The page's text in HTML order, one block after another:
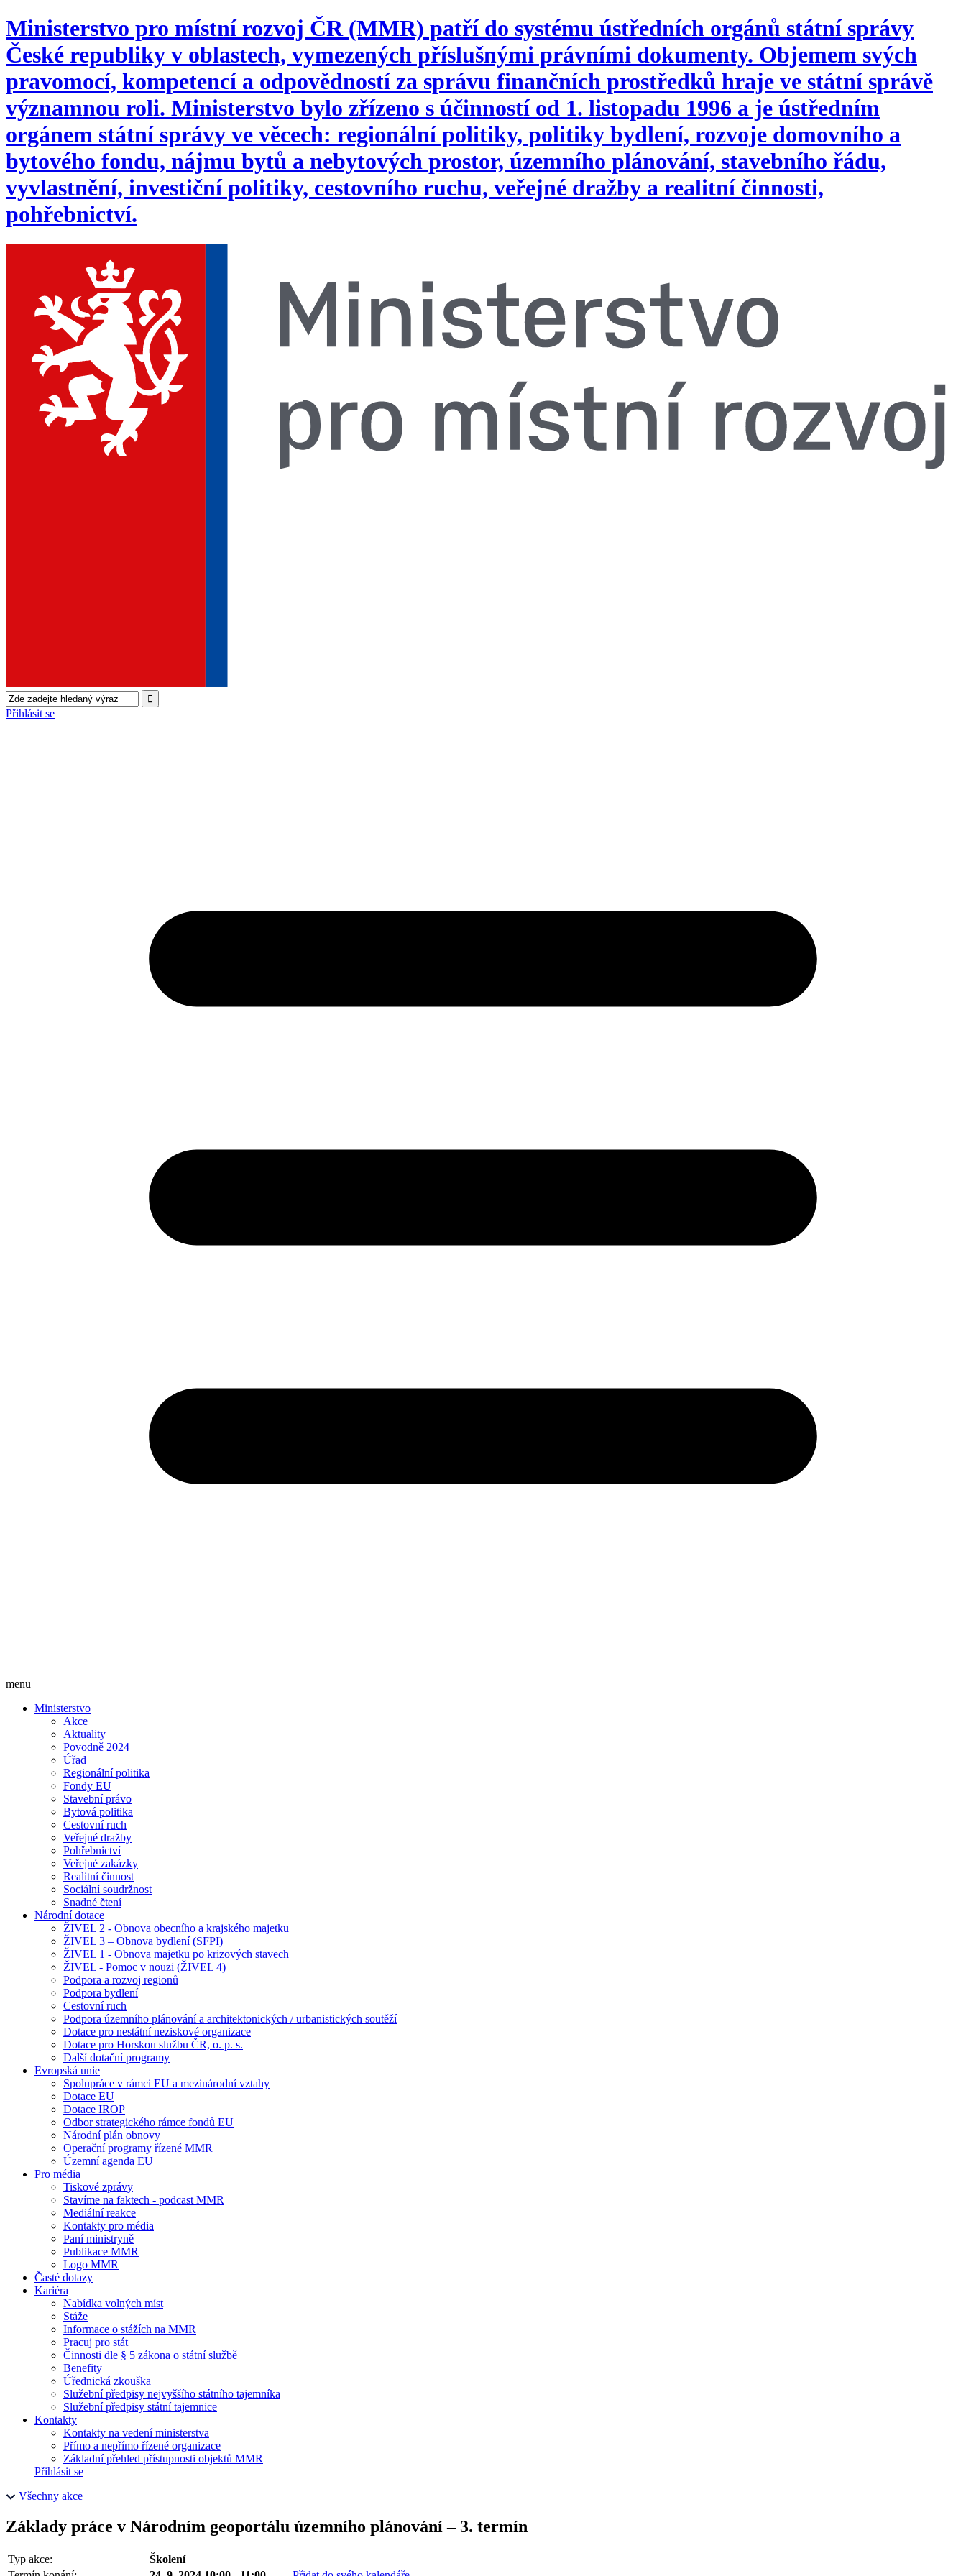
Ministerstvo pro místní rozvoj ČR (MMR) patří do systému ústředních orgánů státní správy
České republiky v oblastech, vymezených příslušnými právními dokumenty. Objemem svých
pravomocí, kompetencí a odpovědností za správu finančních prostředků hraje ve státní správě
významnou roli. Ministerstvo bylo zřízeno s účinností od 1. listopadu 1996 a je ústředním
orgánem státní správy ve věcech: regionální politiky, politiky bydlení, rozvoje domovního a
bytového fondu, nájmu bytů a nebytových prostor, územního plánování, stavebního řádu,
vyvlastnění, investiční politiky, cestovního ruchu, veřejné dražby a realitní činnosti,
pohřebnictví.
Přihlásit se
menu
Ministerstvo
Akce
Aktuality
Povodně 2024
Úřad
Regionální politika
Fondy EU
Stavební právo
Bytová politika
Cestovní ruch
Veřejné dražby
Pohřebnictví
Veřejné zakázky
Realitní činnost
Sociální soudržnost
Snadné čtení
Národní dotace
ŽIVEL 2 - Obnova obecního a krajského majetku
ŽIVEL 3 – Obnova bydlení (SFPI)
ŽIVEL 1 - Obnova majetku po krizových stavech
ŽIVEL - Pomoc v nouzi (ŽIVEL 4)
Podpora a rozvoj regionů
Podpora bydlení
Cestovní ruch
Podpora územního plánování a architektonických / urbanistických soutěží
Dotace pro nestátní neziskové organizace
Dotace pro Horskou službu ČR, o. p. s.
Další dotační programy
Evropská unie
Spolupráce v rámci EU a mezinárodní vztahy
Dotace EU
Dotace IROP
Odbor strategického rámce fondů EU
Národní plán obnovy
Operační programy řízené MMR
Územní agenda EU
Pro média
Tiskové zprávy
Stavíme na faktech - podcast MMR
Mediální reakce
Kontakty pro média
Paní ministryně
Publikace MMR
Logo MMR
Časté dotazy
Kariéra
Nabídka volných míst
Stáže
Informace o stážích na MMR
Pracuj pro stát
Činnosti dle § 5 zákona o státní službě
Benefity
Úřednická zkouška
Služební předpisy nejvyššího státního tajemníka
Služební předpisy státní tajemnice
Kontakty
Kontakty na vedení ministerstva
Přímo a nepřímo řízené organizace
Základní přehled přístupnosti objektů MMR
Přihlásit se
Všechny akce
Základy práce v Národním geoportálu územního plánování –⁠⁠⁠⁠⁠⁠ 3. termín
Typ akce:
Školení